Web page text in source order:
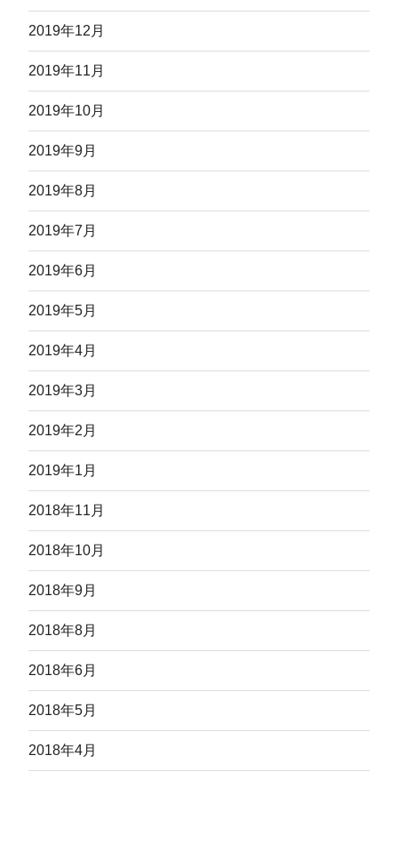
2019年12月
2019年11月
2019年10月
2019年9月
2019年8月
2019年7月
2019年6月
2019年5月
2019年4月
2019年3月
2019年2月
2019年1月
2018年11月
2018年10月
2018年9月
2018年8月
2018年6月
2018年5月
2018年4月